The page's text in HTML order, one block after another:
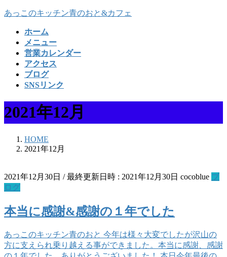
コ
プ
ナ
動
あっこのキッチン青のおと&カフェ
ホーム
メニュー
営業カレンダー
アクセス
ブログ
SNSリンク
2021年12月
HOME
2021年12月
2021年12月30日 / 最終更新日時 : 2021年12月30日 cocoblue ブ
ログ
本当に感謝&感謝の１年でした
あっこのキッチン青のおと 今年は様々大変でしたが沢山の
方に支えられ乗り越える事ができました。本当に感謝、感謝